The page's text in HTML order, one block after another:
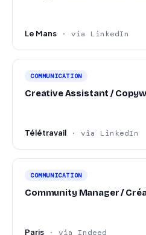
Le Mans · via LinkedIn
COMMUNICATION
Creative Assistant /
Télétravail · via LinkedIn
COMMUNICATION
Community Manager /
Paris · via Indeed